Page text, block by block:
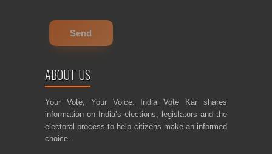
ABOUT US
Your Vote, Your Voice. India Vote Kar shares
information on India’s elections, legislators and the
electoral process to help citizens make an informed
choice.